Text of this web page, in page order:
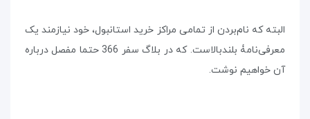
البته که نام‌بردن از تمامی مراکز خرید استانبول، خود نیازمند یک
معرفی‌نامۀ بلندبالاست. که در بلاگ سفر 366 حتما مفصل درباره
آن خواهیم نوشت.